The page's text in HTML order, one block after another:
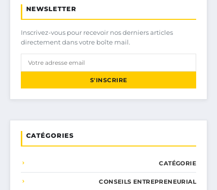
NEWSLETTER
Inscrivez-vous pour recevoir nos derniers articles
directement dans votre boîte mail.
S'INSCRIRE
CATÉGORIES
CATÉGORIE
CONSEILS ENTREPRENEURIAL